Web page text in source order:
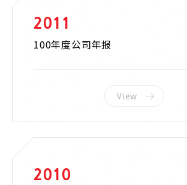
2011
100年度公司年报
View
2010